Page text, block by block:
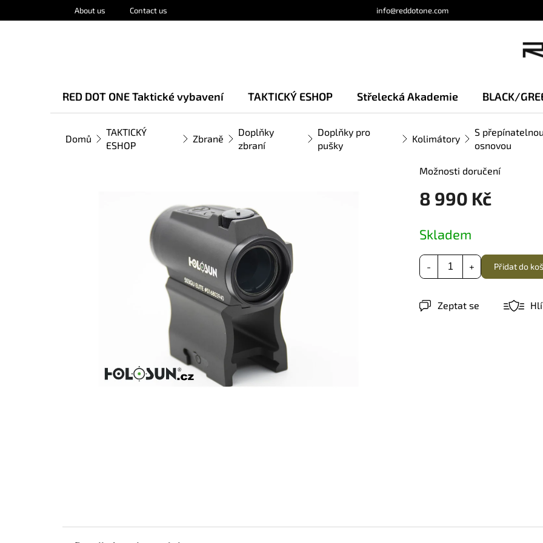
na
info@reddotone.com
About us Contact us
RED DOT ONE Taktické vybavení TAKTICKÝ ESHOP Střelecká Akademie BLACK/
Domů
TAKTICKÝ
ESHOP
Zbraně
Doplňky
zbraní
Doplňky pro
pušky
Kolimátory
S
osnovou
8 990 Kč
cena:
Skladem
Možnosti doručení
Přidat do
Zeptat se